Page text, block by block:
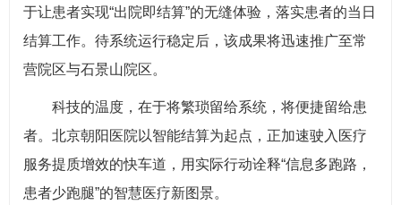
于让患者实现“出院即结算”的无缝体验，落实患者的当日
结算工作。待系统运行稳定后，该成果将迅速推广至常
营院区与石景山院区。
科技的温度，在于将繁琐留给系统，将便捷留给患
者。北京朝阳医院以智能结算为起点，正加速驶入医疗
服务提质增效的快车道，用实际行动诠释“信息多跑路，
患者少跑腿”的智慧医疗新图景。